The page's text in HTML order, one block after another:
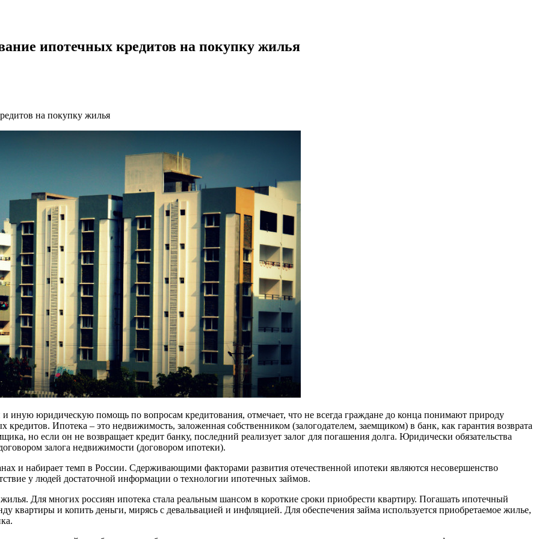
ипотечных кредитов на покупку жилья
на покупку жилья
иную юридическую помощь по вопросам кредитования, отмечает, что не всегда граждане до конца понимают природу
Ипотека – это недвижимость, заложенная собственником (залогодателем, заемщиком) в банк, как гарантия возврата
но если он не возвращает кредит банку, последний реализует залог для погашения долга. Юридически обязательства
залога недвижимости (договором ипотеки).
и набирает темп в России. Сдерживающими факторами развития отечественной ипотеки являются несовершенство
у людей достаточной информации о технологии ипотечных займов.
Для многих россиян ипотека стала реальным шансом в короткие сроки приобрести квартиру. Погашать ипотечный
квартиры и копить деньги, мирясь с девальвацией и инфляцией. Для обеспечения займа используется приобретаемое жилье,